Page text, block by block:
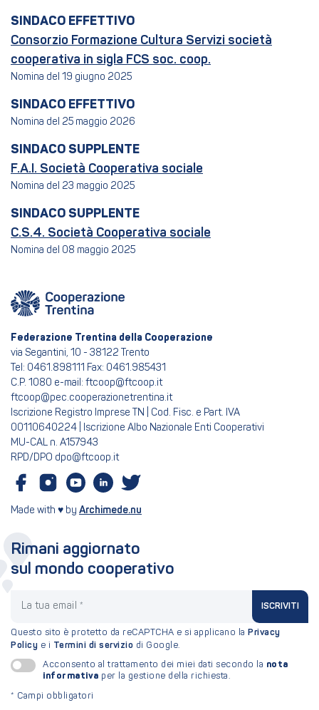
SINDACO EFFETTIVO
Consorzio Formazione Cultura Servizi società
cooperativa in sigla FCS soc. coop.
Nomina del 19 giugno 2025
SINDACO EFFETTIVO
Nomina del 25 maggio 2026
SINDACO SUPPLENTE
F.A.I. Società Cooperativa sociale
Nomina del 23 maggio 2025
SINDACO SUPPLENTE
C.S.4. Società Cooperativa sociale
Nomina del 08 maggio 2025
Federazione Trentina della Cooperazione
via Segantini, 10 - 38122 Trento
Tel: 0461.898111 Fax: 0461.985431
C.P. 1080 e-mail: ftcoop@ftcoop.it
ftcoop@pec.cooperazionetrentina.it
Iscrizione Registro Imprese TN | Cod. Fisc. e Part. IVA
00110640224 | Iscrizione Albo Nazionale Enti Cooperativi
MU-CAL n. A157943
RPD/DPO dpo@ftcoop.it
Made with ♥ by Archimede.nu
Rimani aggiornato
sul mondo cooperativo
ISCRIVITI
Questo sito è protetto da reCAPTCHA e si applicano la Privacy
Policy e i Termini di servizio di Google.
Acconsento al trattamento dei miei dati secondo la nota
informativa per la gestione della richiesta.
* Campi obbligatori